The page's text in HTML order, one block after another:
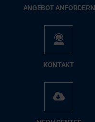
AN­GE­BOT AN­FOR­DERN
KON­TAKT